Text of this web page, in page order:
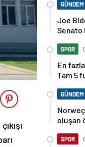
GÜNDEM
Joe
Senato
SPOR
En
Tam 5
GÜNDEM
oluşan
SPOR